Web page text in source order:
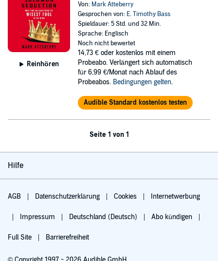
Reinhören
Von: Mark Atteberry
Gesprochen von: E. Timothy Bass
Spieldauer: 5 Std. und 32 Min.
Sprache: Englisch
Noch nicht bewertet
14,73 € oder kostenlos mit einem
Probeabo. Verlängert sich automatisch
für 6,99 €/Monat nach Ablauf des
Probeabos. Bedingungen gelten.
Audible Standard kostenlos testen
Seite 1 von 1
Hilfe
AGB Datenschutzerklärung Cookies Internetwerbung
Impressum Deutschland (Deutsch) Abo kündigen
Full Site Barrierefreiheit